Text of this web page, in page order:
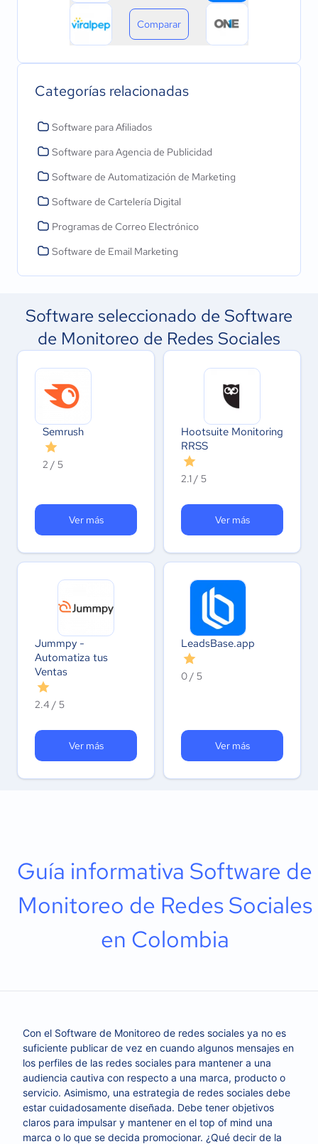
Comparar
Categorías relacionadas
Software para Afiliados
Software para Agencia de Publicidad
Software de Automatización de Marketing
Software de Cartelería Digital
Programas de Correo Electrónico
Software de Email Marketing
Software seleccionado de Software
de Monitoreo de Redes Sociales
Semrush
2 / 5
Ver más
Hootsuite Monitoring
RRSS
2.1 / 5
Ver más
Jummpy -
Automatiza tus
Ventas
2.4 / 5
Ver más
LeadsBase.app
0 / 5
Ver más
Guía informativa Software de
Monitoreo de Redes Sociales
en Colombia
Con el Software de Monitoreo de redes sociales ya no es
suficiente publicar de vez en cuando algunos mensajes en
los perfiles de las redes sociales para mantener a una
audiencia cautiva con respecto a una marca, producto o
servicio. Asimismo, una estrategia de redes sociales debe
estar cuidadosamente diseñada. Debe tener objetivos
claros para impulsar y mantener en el top of mind una
marca o lo que se decida promocionar. ¿Qué decir de la